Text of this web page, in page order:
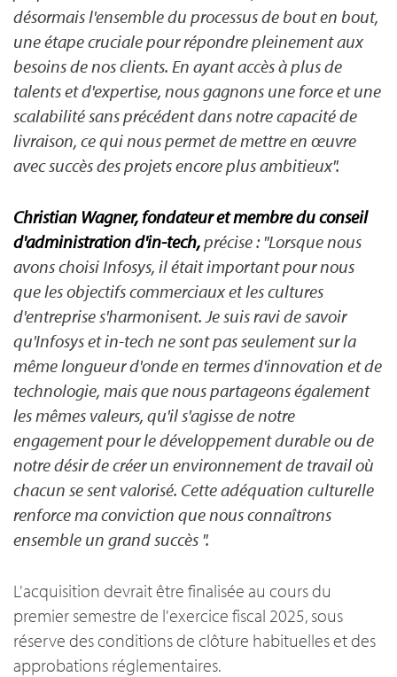
désormais l'ensemble du processus de bout en bout,
une étape cruciale pour répondre pleinement aux
besoins de nos clients. En ayant accès à plus de
talents et d'expertise, nous gagnons une force et une
scalabilité sans précédent dans notre capacité de
livraison, ce qui nous permet de mettre en œuvre
avec succès des projets encore plus ambitieux".
Christian Wagner, fondateur et membre du conseil
d'administration d'in-tech,précise : "Lorsque nous
avons choisi Infosys, il était important pour nous
que les objectifs commerciaux et les cultures
d'entreprise s'harmonisent. Je suis ravi de savoir
qu'Infosys et in-tech ne sont pas seulement sur la
même longueur d'onde en termes d'innovation et de
technologie, mais que nous partageons également
les mêmes valeurs, qu'il s'agisse de notre
engagement pour le développement durable ou de
notre désir de créer un environnement de travail où
chacun se sent valorisé. Cette adéquation culturelle
renforce ma conviction que nous connaîtrons
ensemble un grand succès ".
L'acquisition devrait être finalisée au cours du
premier semestre de l'exercice fiscal 2025, sous
réserve des conditions de clôture habituelles et des
approbations réglementaires.